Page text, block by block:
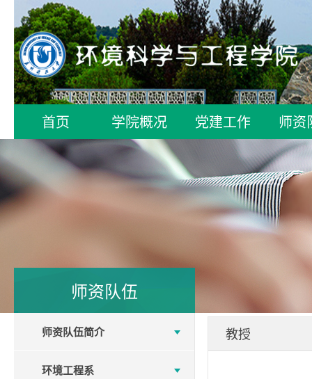
首页 学院概况 党建工作 师资
师资队伍
师资队伍简介
环境工程系
教授